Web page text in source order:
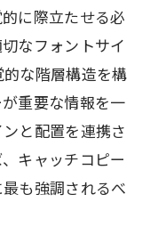
に際立たせる必
なフォントサイ
な階層構造を構
重要な情報を一
と配置を連携さ
キャッチコピー
も強調されるべ